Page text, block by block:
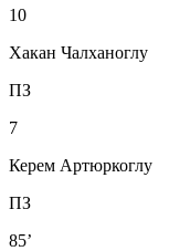
10
Хакан Чалханоглу
ПЗ
7
Керем Артюркоглу
ПЗ
85’